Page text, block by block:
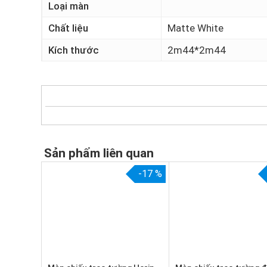
Loại màn
Chất liệu
Matte White
Kích thước
2m44*2m44
Sản phẩm liên quan
-17 %